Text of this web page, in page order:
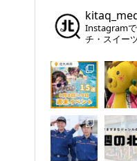
Instagram
チ・スイー